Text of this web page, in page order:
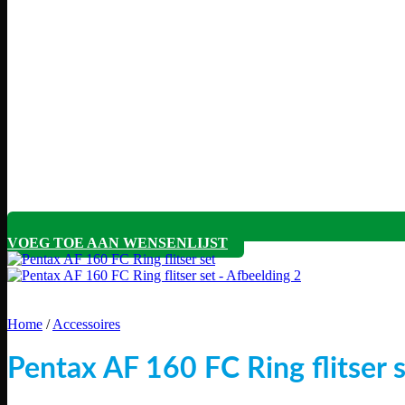
VOEG TOE AAN WENSENLIJST
Home / Accessoires
Pentax AF 160 FC Ring flitser